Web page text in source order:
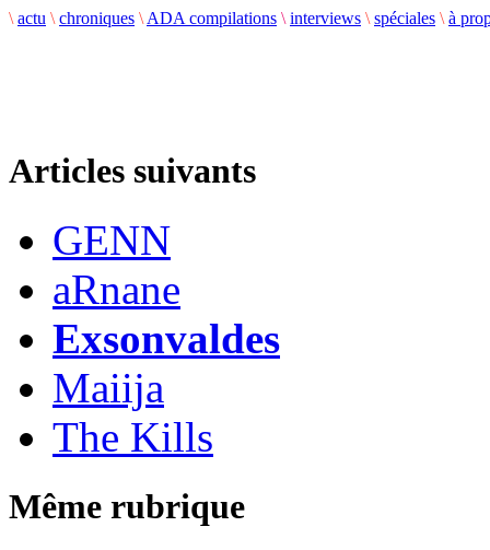
\ actu \ chroniques \ ADA compilations \ interviews \ spéciales \ à
Articles suivants
GENN
aRnane
Exsonvaldes
Maiija
The Kills
Même rubrique